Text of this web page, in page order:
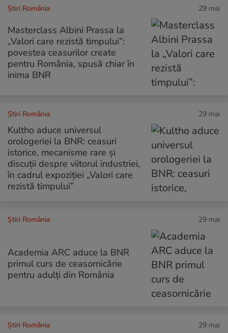
Știri România 29 mai
Masterclass Albini Prassa la
„Valori care rezistă timpului”:
povestea ceasurilor create
pentru România, spusă chiar în
inima BNR
Știri România 29 mai
Kultho aduce universul
orologeriei la BNR: ceasuri
istorice, mecanisme rare și
discuții despre viitorul industriei,
în cadrul expoziției „Valori care
rezistă timpului”
Știri România 29 mai
Academia ARC aduce la BNR
primul curs de ceasornicărie
pentru adulți din România
Știri România 29 mai